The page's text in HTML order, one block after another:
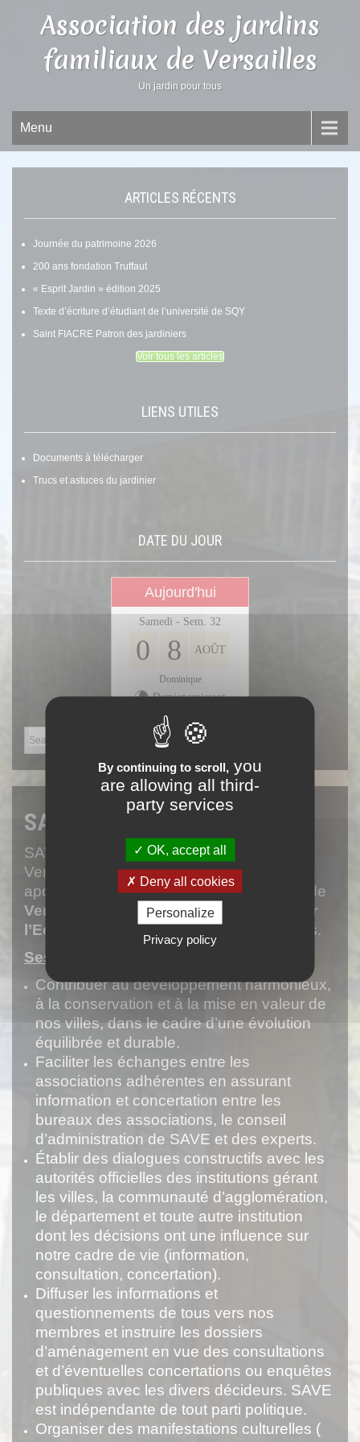
Association des jardins
familiaux de Versailles
Un jardin pour tous
Menu
ARTICLES RÉCENTS
Journée du patrimoine 2026
200 ans fondation Truffaut
« Esprit Jardin » édition 2025
Texte d’écriture d’étudiant de l’université de SQY
Saint FIACRE Patron des jardiniers
Voir tous les articles
LIENS UTILES
Documents à télécharger
Trucs et astuces du jardinier
DATE DU JOUR
Aujourd'hui
Samedi - Sem. 32
0 8 AOÛT
Dominique
V Dernier croissant
SAVE
SAVE (Sauvegarde et Animation de
Versailles et Environs) est une association
apolitique qui rassemble 20 associations de
Versailles, le Chesnay, Viroflay
et St-Cyr
l’Ecole
regroupant environ 2000 membres.
Ses objectifs:
Contribuer au développement harmonieux,
à la conservation et à la mise en valeur de
nos villes, dans le cadre d’une évolution
équilibrée et durable.
Faciliter les échanges entre les
associations adhérentes en assurant
information et concertation entre les
bureaux des associations, le conseil
d’administration de SAVE et des experts.
Établir des dialogues constructifs avec les
autorités officielles des institutions gérant
les villes, la communauté d’agglomération,
le département et toute autre institution
dont les décisions ont une influence sur
notre cadre de vie (information,
consultation, concertation).
Diffuser les informations et
questionnements de tous vers nos
membres et instruire les dossiers
d’aménagement en vue des consultations
et d’éventuelles concertations ou enquêtes
publiques avec les divers décideurs. SAVE
est indépendante de tout parti politique.
Organiser des manifestations culturelles (
By continuing to scroll, you
are allowing all third-
party services
OK, accept all
Deny all cookies
Personalize
Privacy policy